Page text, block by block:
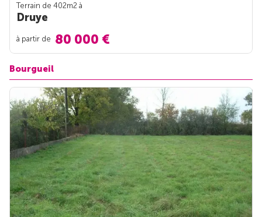
Terrain de 402m2 à
Druye
à partir de 80 000 €
Bourgueil